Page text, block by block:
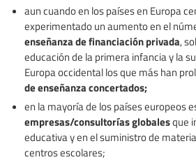
aun cuando en los países en Europa
experimentado un aumento en el
enseñanza de financiación privada,
educación de la primera infancia y la
Europa occidental los que más han
de enseñanza concertados;
en la mayoría de los países europeos
empresas/consultorías globalesque
educativa y en el suministro de
centros escolares;